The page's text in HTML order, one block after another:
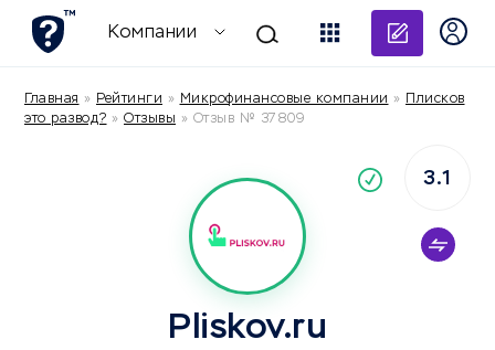
Компании
Главная » Рейтинги » Микрофинансовые компании »
Плисков
это развод? » Отзывы » Отзыв № 37809
Pliskov.ru
3.1